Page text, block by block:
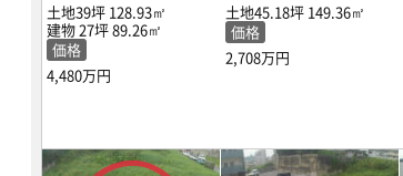
土地39坪 128.93㎡
建物 27坪89.26㎡
価格
4,480万円
土地45.18坪 149.36㎡
価格
2,708万円